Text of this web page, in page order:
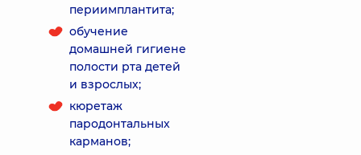
периимплантита;
обучение
домашней гигиене
полости рта детей
и взрослых;
кюретаж
пародонтальных
карманов;